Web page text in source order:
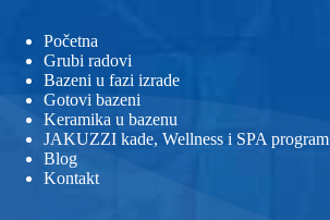
Početna
Grubi radovi
Bazeni u fazi izrade
Gotovi bazeni
Keramika u bazenu
JAKUZZI kade, Wellness i SPA program
Blog
Kontakt